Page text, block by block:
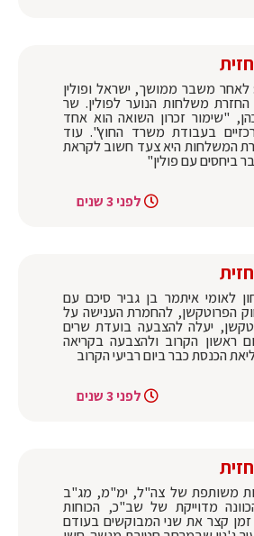
לאחר משבר ממושך, ישראל ופולין
משלחות הנוער לפולין. שר
"שימור זכרון השואה הוא אחד
בעבודת משרד החוץ". עוד
המשלחות היא צעד חשוב לקראת
ביחסים עם פולין"
לפני 3 שנים
לאומי איתמר בן גביר סיכם עם
הפרוטקשן, להחמרת הענישה על
יעלה להצבעה בועדת שרים
ראשון הקרוב ולהצבעה בקריאה
הכנסת כבר ביום רביעי הקרוב
לפני 3 שנים
משותפת של צה"ל, ימ"מ, מג"ב
מדוייקת של שב"כ, הכוחות
זמן קצר את שני המבוקשים בעודם